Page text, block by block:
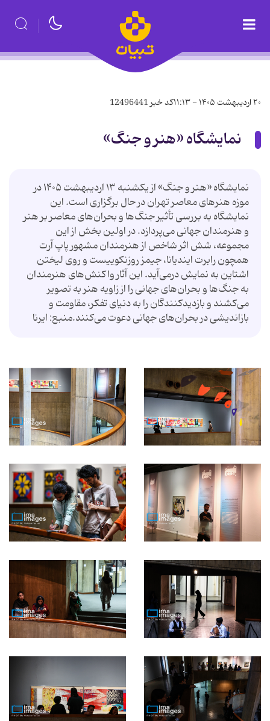
۲۰ اردیبهشت ۱۴۰۵ - ۱۱:۱۳ کد خبر 12496441
نمایشگاه «هنر و جنگ»
نمایشگاه «هنر و جنگ» از یکشنبه ۱۳ اردیبهشت ۱۴۰۵ در
موزه هنرهای معاصر تهران در حال برگزاری است. این
نمایشگاه به بررسی تأثیر جنگ‌ها و بحران‌های معاصر بر هنر
و هنرمندان جهانی می‌پردازد. در اولین بخش از این
مجموعه، شش اثر شاخص از هنرمندان مشهور پاپ آرت
همچون رابرت ایندیانا، جیمز روزنکوییست و روی لیختن
اشتاین به نمایش درمی‌آید. این آثار واکنش‌های هنرمندان
به جنگ‌ها و بحران‌های جهانی را از زاویه هنر به تصویر
می‌کشند و بازدیدکنندگان را به دنیای تفکر، مقاومت و
بازاندیشی در بحران‌های جهانی دعوت می‌کنند.منبع: ایرنا